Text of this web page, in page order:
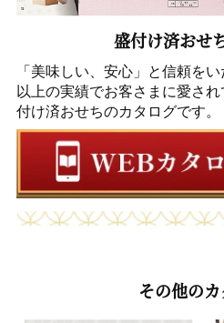
盛付け済おせ
「美味しい、安心」と信頼を
以上の実績でお客さまに愛さ
付け済おせちのカタログです。
その他の